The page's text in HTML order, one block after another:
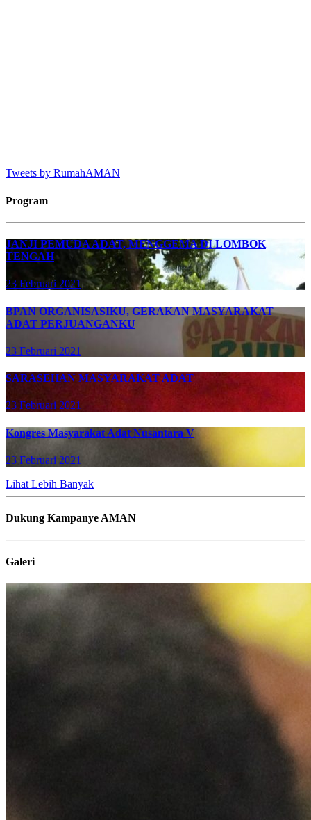
Tweets by RumahAMAN
Program
JANJI PEMUDA ADAT, MENGGEMA DI LOMBOK
TENGAH
23 Februari 2021
BPAN ORGANISASIKU, GERAKAN MASYARAKAT
ADAT PERJUANGANKU
23 Februari 2021
SARASEHAN MASYARAKAT ADAT
23 Februari 2021
Kongres Masyarakat Adat Nusantara V
23 Februari 2021
Lihat Lebih Banyak
Dukung Kampanye AMAN
Galeri